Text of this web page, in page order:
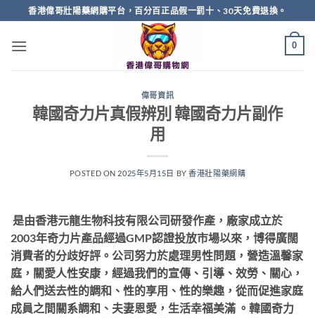
to
content
香港偉哥壯陽藥網購平台，百分百正品假一罰十、30天免費退換。
0
偉哥資訊
韓國奇力片真假辨別 韓國奇力片副作
用
POSTED ON 2025年5月15日 BY香港壯陽藥網購
是由香港元龍生物科技有限公司研發作產，廠家成立於
2003年奇力片產品經過GMP認證投放市場以來，博得廣闊
消費者的分歧好評。公司努力於處理男性問題，營造溫馨家
庭，關愛人性安康，經過我們的宣傳、引導、效勞、關心，
給人們送去性的調和、性的享用、性的樂趣，從而促進家庭
成員之間關系調和、夫妻恩愛，生活幸福美滿 。韓國奇力